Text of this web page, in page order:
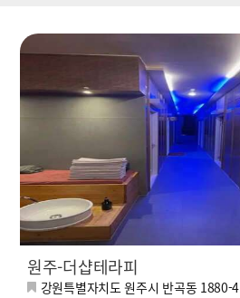
원주-더샵테라피
강원특별자치도 원주시 반곡동 1880-4